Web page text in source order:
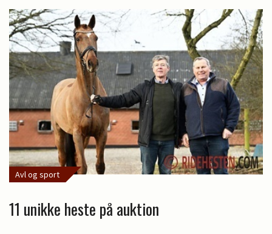
Avl og sport
11 unikke heste på auktion